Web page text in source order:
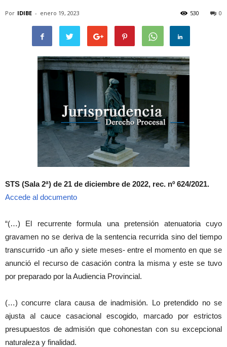
Por IDIBE - enero 19, 2023 0
530
STS (Sala 2ª) de 21 de diciembre de 2022, rec. nº 624/2021.
Accede al documento
“(…) El recurrente formula una pretensión atenuatoria cuyo
gravamen no se deriva de la sentencia recurrida sino del tiempo
transcurrido -un año y siete meses- entre el momento en que se
anunció el recurso de casación contra la misma y este se tuvo
por preparado por la Audiencia Provincial.
(…) concurre clara causa de inadmisión. Lo pretendido no se
ajusta al cauce casacional escogido, marcado por estrictos
presupuestos de admisión que cohonestan con su excepcional
naturaleza y finalidad.